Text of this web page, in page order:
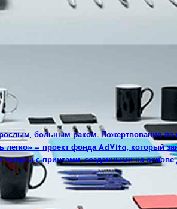
больным раком. Пожертвования
легко» — проект фонда AdVita, который
с принтами, созданными на основе